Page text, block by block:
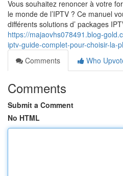
Vous souhaitez renoncer à votre
le monde de l’IPTV ? Ce manuel
différents solutions d’ packages
https://majaovhs078491.blog-
iptv-guide-complet-pour-choisir-la-
Comments
Who
Comments
Submit a Comment
No HTML